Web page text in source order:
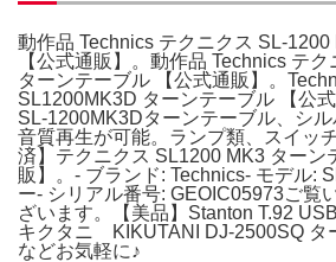
動作品 Technics テクニクス SL-
【公式通販】。動作品 Technics テ
ターンテーブル 【公式通販】。
SL1200MK3D ターンテーブル 【公
SL-1200MK3Dターンテーブル、シ
音質再生が可能。ランプ類、スイッ
済】テクニクス SL1200 MK3 ターン
販】。- ブランド: Technics- モデル:
ー- シリアル番号: GEOIC05973ご覧
ざいます。【美品】Stanton T.92
キクタニ KIKUTANI DJ-2500SQ タ
などお気軽に♪